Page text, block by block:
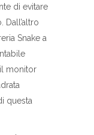
di evitare
Dall’altro
Snake a
monitor
questa